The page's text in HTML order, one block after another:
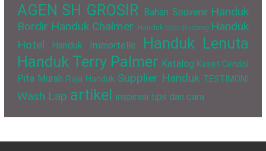
AGEN SH GROSIR Bahan Souvenir Handuk
Bordir Handuk Chalmer Handuk Cuci Gudang Handuk
Hotel
Handuk Immortelle
Handuk Lenuta
Handuk Terry Palmer Katalog Keset Cendol
Pita Murah Raja Handuk Supplier Handuk TESTIMONI
Wash Lap artikel inspirasi tips dan cara